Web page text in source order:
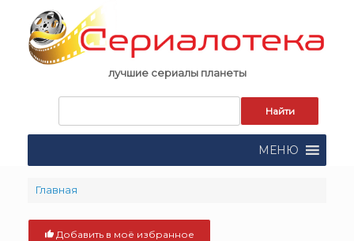
content
лучшие сериалы планеты
поиска:
МЕНЮ
Главная
Добавить в моё избранное